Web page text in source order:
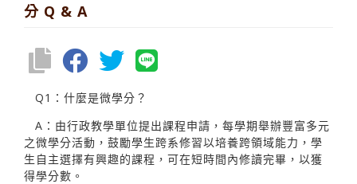
分 Q & A
Q1：什麼是微學分？
A：由行政教學單位提出課程申請，每學期舉辦豐富多元
之微學分活動，鼓勵學生跨系修習以培養跨領域能力，學
生自主選擇有興趣的課程，可在短時間內修讀完畢，以獲
得學分數。